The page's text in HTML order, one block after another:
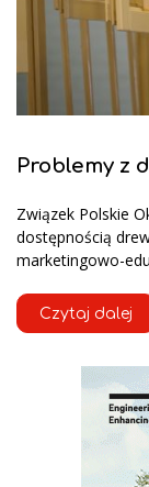
Problemy z
Związek Polskie
dostępnością
marketingowo-
Czytaj dalej